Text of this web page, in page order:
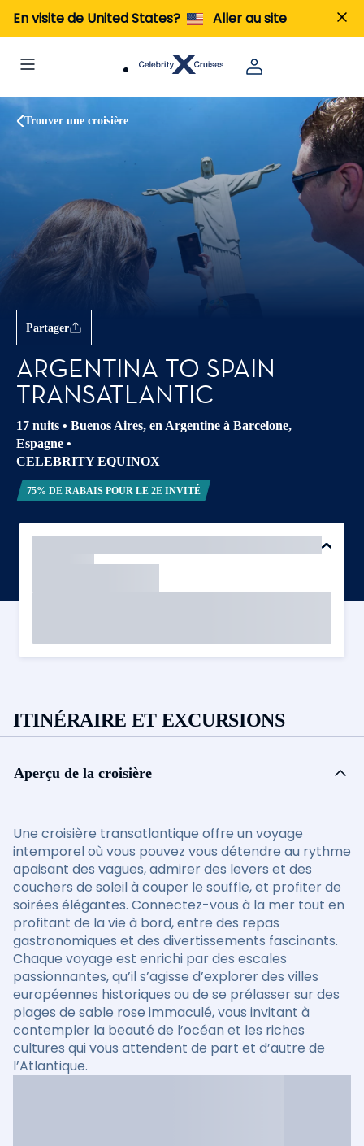
En visite de United States? Aller au site
Trouver une croisière
Partager
ARGENTINA TO SPAIN
TRANSATLANTIC
17 nuits • Buenos Aires, en Argentine à Barcelone,
Espagne •
CELEBRITY EQUINOX
75% DE RABAIS POUR LE 2E INVITÉ
ITINÉRAIRE ET EXCURSIONS
Aperçu de la croisière
Une croisière transatlantique offre un voyage
intemporel où vous pouvez vous détendre au rythme
apaisant des vagues, admirer des levers et des
couchers de soleil à couper le souffle, et profiter de
soirées élégantes. Connectez-vous à la mer tout en
profitant de la vie à bord, entre des repas
gastronomiques et des divertissements fascinants.
Chaque voyage est enrichi par des escales
passionnantes, qu’il s’agisse d’explorer des villes
européennes historiques ou de se prélasser sur des
plages de sable rose immaculé, vous invitant à
contempler la beauté de l’océan et les riches
cultures qui vous attendent de part et d’autre de
l’Atlantique.